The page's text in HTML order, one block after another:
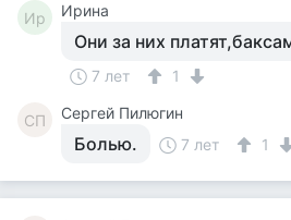
Ир Ирина
Они за них
7 лет 1
СП Сергей Пилюгин
Болью. 7 лет 1